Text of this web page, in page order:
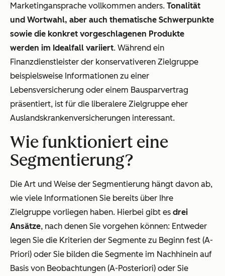
Marketingansprache vollkommen anders. Tonalität
und Wortwahl, aber auch thematische Schwerpunkte
sowie die konkret vorgeschlagenen Produkte
werden im Idealfall variiert. Während ein
Finanzdienstleister der konservativeren Zielgruppe
beispielsweise Informationen zu einer
Lebensversicherung oder einem Bausparvertrag
präsentiert, ist für die liberalere Zielgruppe eher
Auslandskrankenversicherungen interessant.
Wie funktioniert eine
Segmentierung?
Die Art und Weise der Segmentierung hängt davon ab,
wie viele Informationen Sie bereits über Ihre
Zielgruppe vorliegen haben. Hierbei gibt es drei
Ansätze, nach denen Sie vorgehen können: Entweder
legen Sie die Kriterien der Segmente zu Beginn fest (A-
Priori) oder Sie bilden die Segmente im Nachhinein auf
Basis von Beobachtungen (A-Posteriori) oder Sie